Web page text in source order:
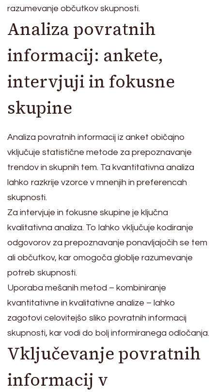
razumevanje občutkov skupnosti.
Analiza povratnih
informacij: ankete,
intervjuji in fokusne
skupine
Analiza povratnih informacij iz anket običajno
vključuje statistične metode za prepoznavanje
trendov in skupnih tem. Ta kvantitativna analiza
lahko razkrije vzorce v mnenjih in preferencah
skupnosti.
Za intervjuje in fokusne skupine je ključna
kvalitativna analiza. To lahko vključuje kodiranje
odgovorov za prepoznavanje ponavljajočih se tem
ali občutkov, kar omogoča globlje razumevanje
potreb skupnosti.
Uporaba mešanih metod – kombiniranje
kvantitativne in kvalitativne analize – lahko
zagotovi celovitejšo sliko povratnih informacij
skupnosti, kar vodi do bolj informiranega odločanja.
Vključevanje povratnih
informacij v